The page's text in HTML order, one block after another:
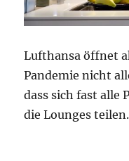
Lufthansa öffnet
Pandemie nicht
dass sich fast alle
die Lounges teilen.